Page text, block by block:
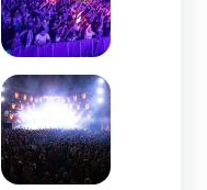
Zoom de l'image